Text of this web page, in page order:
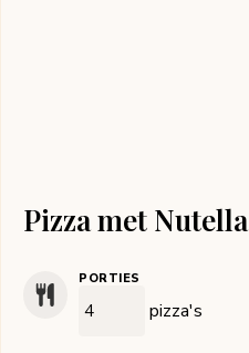
Pizza met Nutella
PORTIES
pizza's